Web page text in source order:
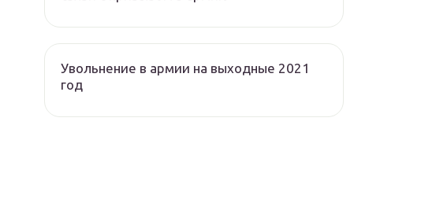
Увольнение в армии на выходные 2021
год